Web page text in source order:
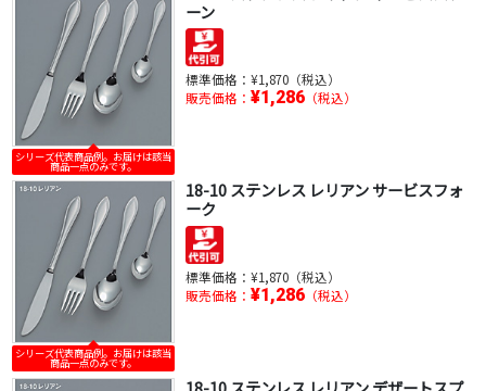
シリーズ代表商品例。お届けは該当
商品一点のみです。
ーン
標準価格： ¥1,870（税込）
販売価格： ¥1,286（税込）
シリーズ代表商品例。お届けは該当
商品一点のみです。
18-10 ステンレス レリアン サービスフォ
ーク
標準価格： ¥1,870（税込）
販売価格： ¥1,286（税込）